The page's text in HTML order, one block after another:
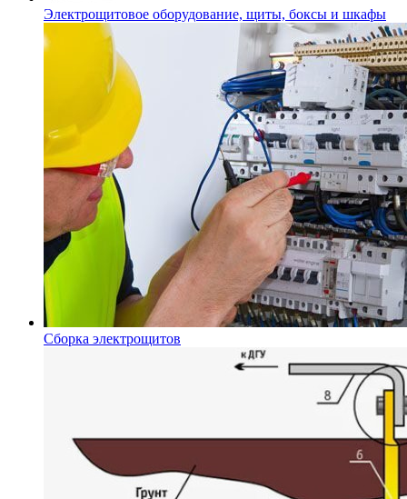
Электрощитовое оборудование, щиты, боксы и шкафы
Сборка электрощитов